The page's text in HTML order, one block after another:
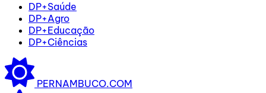
DP+Saúde
DP+Agro
DP+Educação
DP+Ciências
PERNAMBUCO.COM